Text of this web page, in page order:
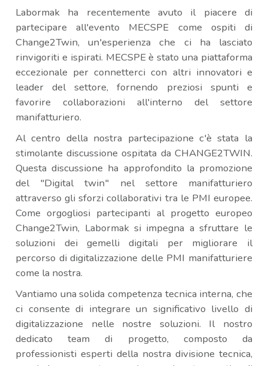
Labormak ha recentemente avuto il piacere di
partecipare all'evento MECSPE come ospiti di
Change2Twin, un'esperienza che ci ha lasciato
rinvigoriti e ispirati. MECSPE è stato una piattaforma
eccezionale per connetterci con altri innovatori e
leader del settore, fornendo preziosi spunti e
favorire collaborazioni all'interno del settore
manifatturiero.
Al centro della nostra partecipazione c'è stata la
stimolante discussione ospitata da CHANGE2TWIN.
Questa discussione ha approfondito la promozione
del "Digital twin" nel settore manifatturiero
attraverso gli sforzi collaborativi tra le PMI europee.
Come orgogliosi partecipanti al progetto europeo
Change2Twin, Labormak si impegna a sfruttare le
soluzioni dei gemelli digitali per migliorare il
percorso di digitalizzazione delle PMI manifatturiere
come la nostra.
Vantiamo una solida competenza tecnica interna, che
ci consente di integrare un significativo livello di
digitalizzazione nelle nostre soluzioni. Il nostro
dedicato team di progetto, composto da
professionisti esperti della nostra divisione tecnica,